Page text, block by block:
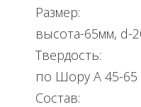
Размер:
высота-65мм, d-
Твердость:
по Шору А 45-65
Состав: